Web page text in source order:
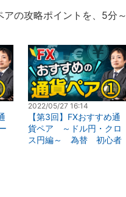
の攻略ポイントを、5分～
2022/05/27 16:14
【第3回】FXおすすめ通
貨ペア ～ドル円・クロ
ス円編～ 為替 初心者